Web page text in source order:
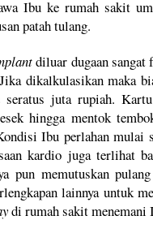
Ibu ke rumah sakit
patah tulang.
diluar dugaan sangat
dikalkulasikan makabi
seratus juta rupiah.
hingga mentok temb
Ibu perlahan mulai
n kardio juga terlihat
pun memutuskan
ngkapanlainnya untuk
di rumah sakit menemani